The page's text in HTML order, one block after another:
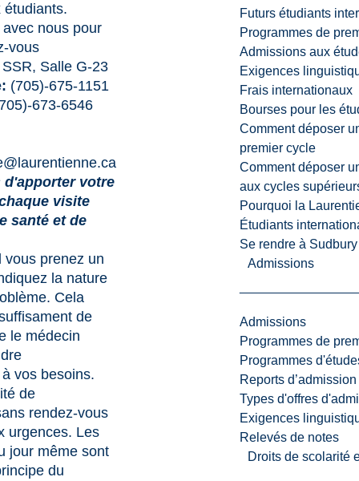
Futurs étudiants
Programmes de
Admissions aux
Exigences
Frais internationaux
Bourses pour les
Comment déposer
premier cycle
Comment déposer
aux cycles
Pourquoi la
Étudiants
Se rendre à Sudbury
Admissions
Admissions
Programmes de
Programmes
Reports d’admission
Types d'offres
Exigences
Relevés de notes
Droits de scolarité
étudiants.
nous pour
vous
Salle G-23
(705)-675-1151
673-6546
d'apporter votre
visite
santé et de
vous prenez un
la nature
Cela
de
le médecin
vos besoins.
de
rendez-vous
urgences. Les
jour même sont
du